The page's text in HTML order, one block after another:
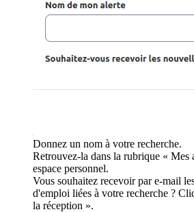
Donnez un nom à votre recherche.
Retrouvez-la dans la rubrique « Mes
espace personnel.
Vous souhaitez recevoir par e-mail
d'emploi liées à votre recherche ?
la réception ».